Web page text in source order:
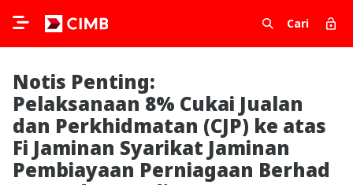
Cari
Notis Penting:
Pelaksanaan 8% Cukai Jualan
dan Perkhidmatan (CJP) ke atas
Fi Jaminan Syarikat Jaminan
Pembiayaan Perniagaan Berhad